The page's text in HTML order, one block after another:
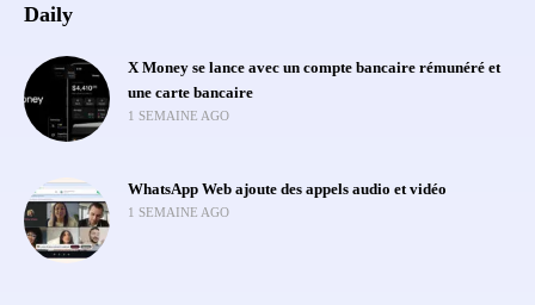
Daily
X Money se lance avec un compte bancaire rémunéré et
une carte bancaire
1 SEMAINE AGO
WhatsApp Web ajoute des appels audio et vidéo
1 SEMAINE AGO